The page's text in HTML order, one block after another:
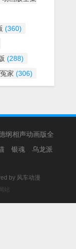
(360)
(288)
家 (306)
纲相声动画版全
银魂
乌龙派
by 风车动漫
站